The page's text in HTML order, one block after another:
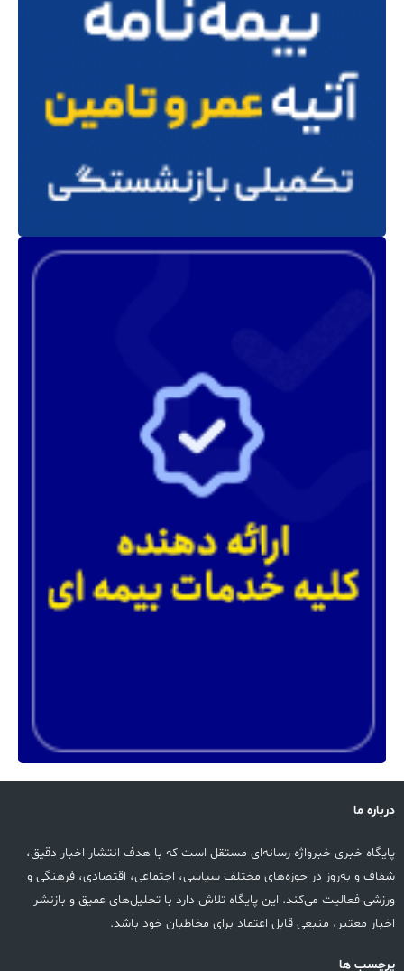
درباره ما
پایگاه خبری خبرواژه رسانه‌ای مستقل است که با هدف انتشار اخبار دقیق،
شفاف و به‌روز در حوزه‌های مختلف سیاسی، اجتماعی، اقتصادی، فرهنگی و
ورزشی فعالیت می‌کند. این پایگاه تلاش دارد با تحلیل‌های عمیق و بازنشر
اخبار معتبر، منبعی قابل اعتماد برای مخاطبان خود باشد.
پرچسب ها